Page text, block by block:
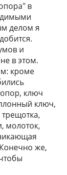
в
делом я
и
в этом.
кроме
ключ
ключ,
молоток,
же,